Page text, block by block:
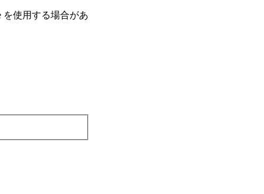
使⽤する場合があ